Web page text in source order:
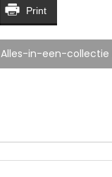
Print
Alles-in-een-collectie